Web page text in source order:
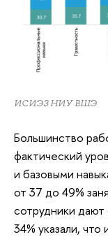
ИСИЭЗ НИУ ВШЭ
Большинство
фактический
и базовыми
от 37 до 49%
сотрудники
34% указали,